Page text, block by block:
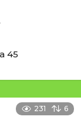
45
231 6